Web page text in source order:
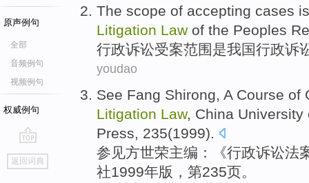
原声例句
全部
音频例句
视频例句
权威例句
go
top
返回词典
The scope of accepting cases is
Litigation Law of the Peoples
行政诉讼受案范围是我国行政诉
youdao
See Fang Shirong , A Course of
Litigation Law, China University
Press , 235(1999).
参 见方世荣主编：《行政诉讼法
社1999年版，第235页。